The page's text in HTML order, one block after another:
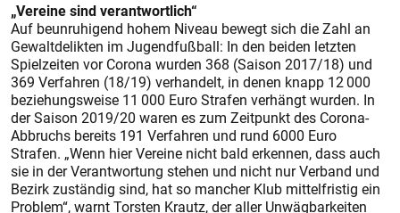
„Vereine sind verantwortlich“
Auf beunruhigend hohem Niveau bewegt sich die Zahl an
Gewaltdelikten im Jugendfußball: In den beiden letzten
Spielzeiten vor Corona wurden 368 (Saison 2017/18) und
369 Verfahren (18/19) verhandelt, in denen knapp 12 000
beziehungsweise 11 000 Euro Strafen verhängt wurden. In
der Saison 2019/20 waren es zum Zeitpunkt des Corona-
Abbruchs bereits 191 Verfahren und rund 6000 Euro
Strafen. „Wenn hier Vereine nicht bald erkennen, dass auch
sie in der Verantwortung stehen und nicht nur Verband und
Bezirk zuständig sind, hat so mancher Klub mittelfristig ein
Problem“, warnt Torsten Krautz, der aller Unwägbarkeiten